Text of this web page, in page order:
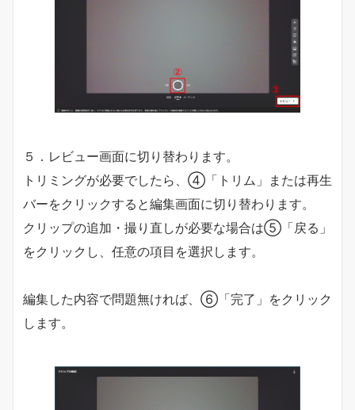
５．レビュー画面に切り替わります。
トリミングが必要でしたら、④「トリム」または再生
バーをクリックすると編集画面に切り替わります。
クリップの追加・撮り直しが必要な場合は⑤「戻る」
をクリックし、任意の項目を選択します。
編集した内容で問題無ければ、⑥「完了」をクリック
します。